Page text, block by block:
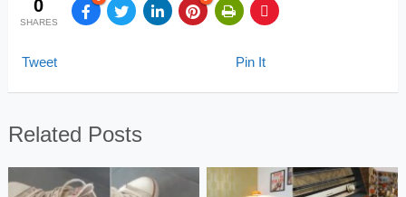
0
SHARES
Tweet Pin It
Related Posts